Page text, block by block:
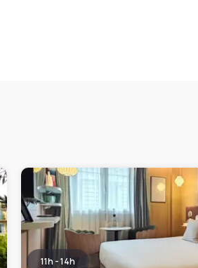
11h - 14h